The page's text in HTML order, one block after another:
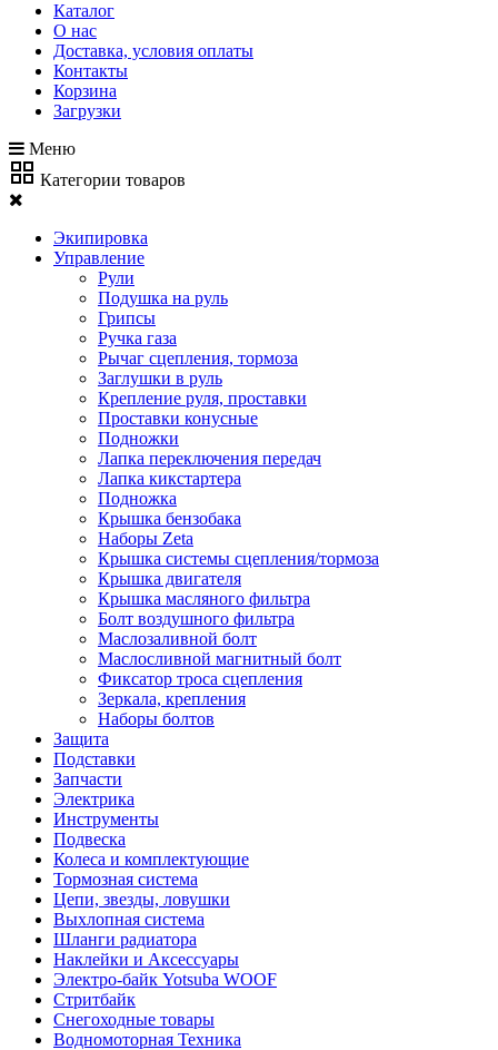
Каталог
О нас
Доставка, условия оплаты
Контакты
Корзина
Загрузки
Меню
Категории товаров
Экипировка
Управление
Рули
Подушка на руль
Грипсы
Ручка газа
Рычаг сцепления, тормоза
Заглушки в руль
Крепление руля, проставки
Проставки конусные
Подножки
Лапка переключения передач
Лапка кикстартера
Подножка
Крышка бензобака
Наборы Zeta
Крышка системы сцепления/тормоза
Крышка двигателя
Крышка масляного фильтра
Болт воздушного фильтра
Маслозаливной болт
Маслосливной магнитный болт
Фиксатор троса сцепления
Зеркала, крепления
Наборы болтов
Защита
Подставки
Запчасти
Электрика
Инструменты
Подвеска
Колеса и комплектующие
Тормозная система
Цепи, звезды, ловушки
Выхлопная система
Шланги радиатора
Наклейки и Аксессуары
Электро-байк Yotsuba WOOF
Стритбайк
Снегоходные товары
Водномоторная Техника